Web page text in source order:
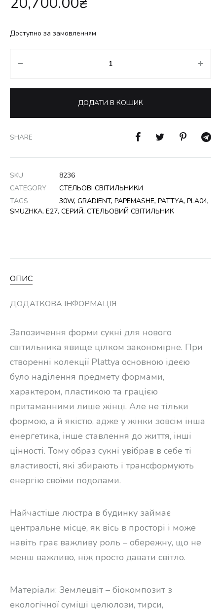
Доступно за замовленням
ДОДАТИ В КОШИК
SHARE
SKU
8236
CATEGORY
СТЕЛЬОВІ СВІТИЛЬНИКИ
TAGS
30W, GRADIENT, PAPEMASHE, PATTYA, PLA04,
SMUZHKA, Е27, СЕРИЙ, СТЕЛЬОВИЙ СВІТИЛЬНИК
ОПИС
ДОДАТКОВА ІНФОРМАЦІЯ
Запозичення форми сукні для нового
світильника явище цілком закономірне. При
створенні колекції Plattya основною ідеєю
було наділення предмету формами,
характером, пластикою та грацією
притаманними лише жінці. Але не тільки
формою, а й якістю, адже у жінки зовсім інша
енергетика, інше ставлення до життя, інші
цінності. Тому образ сукні увібрав в себе ті
властивості, які збирають і трансформують
енергію своїми подолами.
Найчастіше люстра в будинку займає
центральне місце, як вісь в просторі і може
навіть грає важливу роль – обережну, що не
менш важливо, ніж просто давати світло.
Матеріали: Землецвіт – біокомпозит з
екологічної суміші целюлози, тирси,